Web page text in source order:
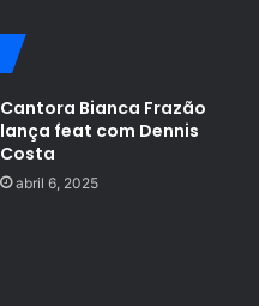
Cantora Bianca Frazão
lança feat com Dennis
Costa
abril 6, 2025